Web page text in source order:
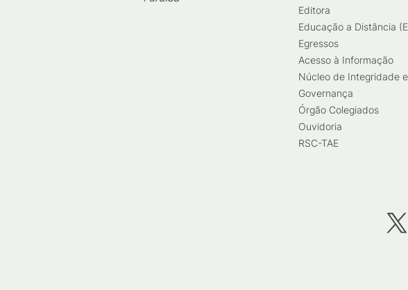
Editora
Educação a Distância
Egressos
Acesso à Informação
Núcleo de Integridade e
Governança
Órgão Colegiados
Ouvidoria
RSC-TAE